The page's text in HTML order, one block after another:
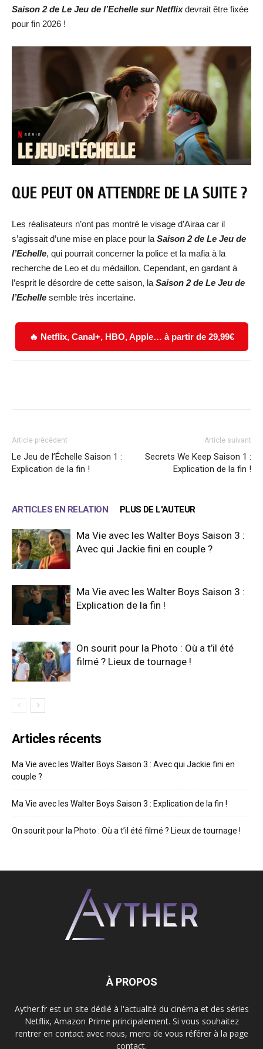
Saison 2 de Le Jeu de l’Echelle sur Netflixdevrait être fixée
pour fin 2026 !
QUE PEUT ON ATTENDRE DE LA SUITE ?
Les réalisateurs n’ont pas montré le visage d’Airaa car il
s’agissait d’une mise en place pour la Saison 2 de Le Jeu de
l’Echelle, qui pourrait concerner la police et la mafia à la
recherche de Leo et du médaillon. Cependant, en gardant à
l’esprit le désordre de cette saison, la Saison 2 de Le Jeu de
l’Echelle semble très incertaine.
🔥 Netflix, Canal+, HBO, Apple… à partir de 29,99€
Article précédent
Le Jeu de l’Échelle Saison 1 :
Explication de la fin !
Article suivant
Secrets We Keep Saison 1 :
Explication de la fin !
ARTICLES EN RELATION PLUS DE L'AUTEUR
Ma Vie avec les Walter Boys Saison 3 :
Avec qui Jackie fini en couple ?
Ma Vie avec les Walter Boys Saison 3 :
Explication de la fin !
On sourit pour la Photo : Où a t’il été
filmé ? Lieux de tournage !
Articles récents
Ma Vie avec les Walter Boys Saison 3 : Avec qui Jackie fini en
couple ?
Ma Vie avec les Walter Boys Saison 3 : Explication de la fin !
On sourit pour la Photo : Où a t’il été filmé ? Lieux de tournage !
À PROPOS
Ayther.fr est un site dédié à l'actualité du cinéma et des séries
Netflix, Amazon Prime principalement. Si vous souhaitez
rentrer en contact avec nous, merci de vous référer à la page
contact.